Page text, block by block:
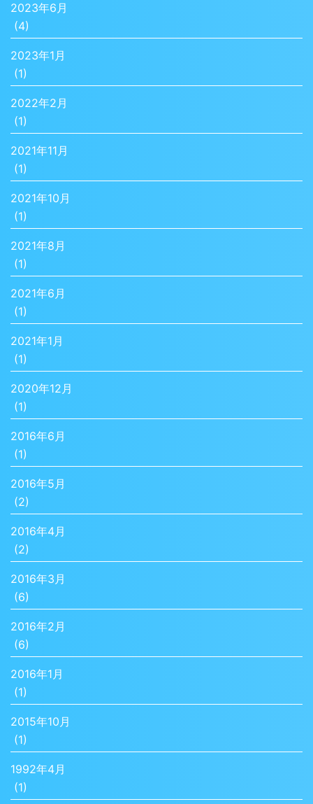
2023年6月
(4)
2023年1月
(1)
2022年2月
(1)
2021年11月
(1)
2021年10月
(1)
2021年8月
(1)
2021年6月
(1)
2021年1月
(1)
2020年12月
(1)
2016年6月
(1)
2016年5月
(2)
2016年4月
(2)
2016年3月
(6)
2016年2月
(6)
2016年1月
(1)
2015年10月
(1)
1992年4月
(1)